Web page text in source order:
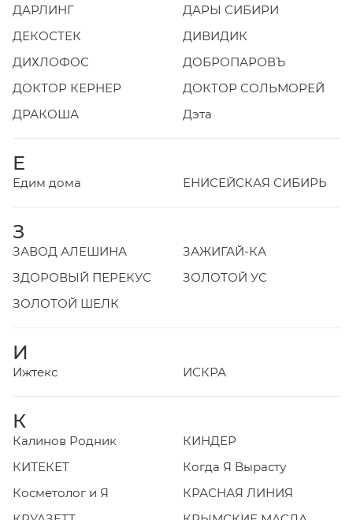
ДАРЛИНГ
ДАРЫ СИБИРИ
ДЕКОСТЕК
ДИВИДИК
ДИХЛОФОС
ДОБРОПАРОВЪ
ДОКТОР КЕРНЕР
ДОКТОР СОЛЬМОРЕЙ
ДРАКОША
Дэта
Е
Едим дома ЕНИСЕЙСКАЯ СИБИРЬ
З
ЗАВОД АЛЕШИНА
ЗАЖИГАЙ-КА
ЗДОРОВЫЙ ПЕРЕКУС
ЗОЛОТОЙ УС
ЗОЛОТОЙ ШЕЛК
И
Ижтекс ИСКРА
К
Калинов Родник
КИНДЕР
КИТЕКЕТ
Когда Я Вырасту
Косметолог и Я
КРАСНАЯ ЛИНИЯ